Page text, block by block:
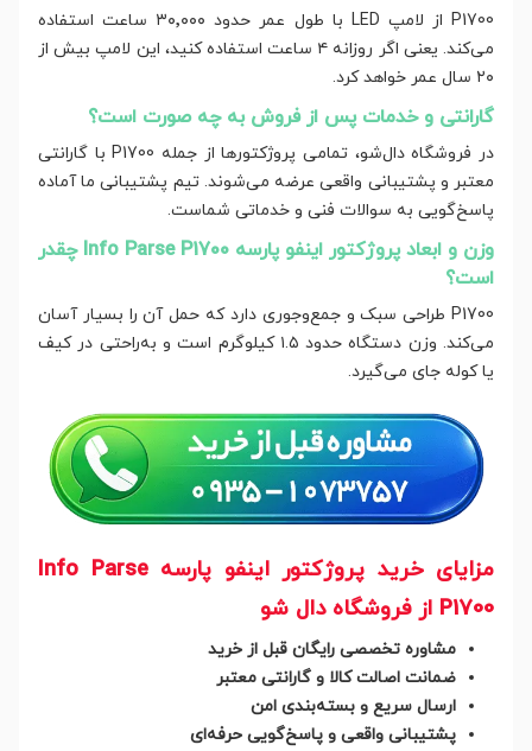
P1700 از لامپ LED با طول عمر حدود ۳۰٬۰۰۰ ساعت استفاده
می‌کند. یعنی اگر روزانه ۴ ساعت استفاده کنید، این لامپ بیش از
۲۰ سال عمر خواهد کرد.
گارانتی و خدمات پس از فروش به چه صورت است؟
در فروشگاه دال‌شو، تمامی پروژکتورها از جمله P1700 با گارانتی
معتبر و پشتیبانی واقعی عرضه می‌شوند. تیم پشتیبانی ما آماده
پاسخ‌گویی به سوالات فنی و خدماتی شماست.
وزن و ابعاد پروژکتور اینفو پارسه Info Parse P1700 چقدر
است؟
P1700 طراحی سبک و جمع‌وجوری دارد که حمل آن را بسیار آسان
می‌کند. وزن دستگاه حدود ۱.۵ کیلوگرم است و به‌راحتی در کیف
یا کوله‌ جای می‌گیرد.
مزایای خرید پروژکتور اینفو پارسه Info Parse
P1700 از فروشگاه دال‌ شو
مشاوره تخصصی رایگان قبل از خرید
ضمانت اصالت کالا و گارانتی معتبر
ارسال سریع و بسته‌بندی امن
پشتیبانی واقعی و پاسخ‌گویی حرفه‌ای